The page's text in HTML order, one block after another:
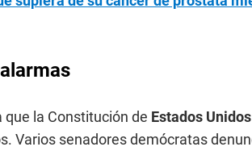
que la Constitución de Estados Unidos
Varios senadores demócratas